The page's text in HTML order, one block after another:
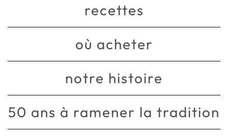
recettes
où acheter
notre histoire
50 ans à ramener la tradition